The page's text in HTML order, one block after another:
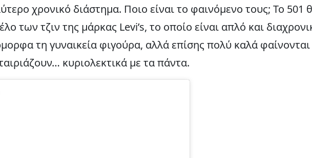
χρονικό διάστημα. Ποιο είναι το φαινόμενο τους; Το 501
των τζιν της μάρκας Levi’s, το οποίο είναι απλό και
τη γυναικεία φιγούρα, αλλά επίσης πολύ καλά
κυριολεκτικά με τα πάντα.